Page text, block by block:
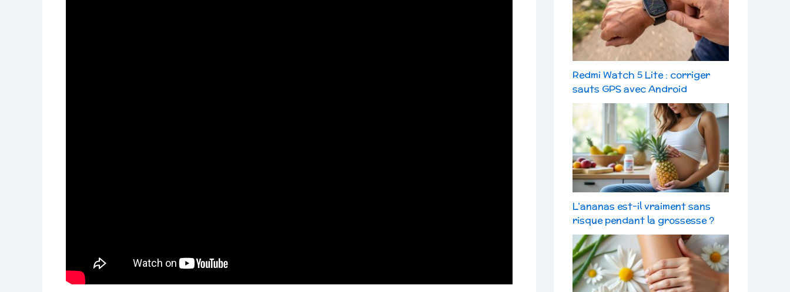
Redmi Watch 5 Lite : corriger
sauts GPS avec Android
L’ananas est-il vraiment sans
risque pendant la grossesse ?